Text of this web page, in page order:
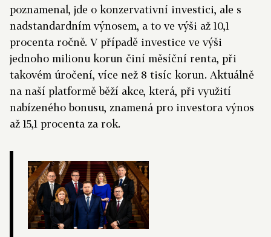
poznamenal, jde o konzervativní investici, ale s
nadstandardním výnosem, a to ve výši až 10,1
procenta ročně. V případě investice ve výši
jednoho milionu korun činí měsíční renta, při
takovém úročení, více než 8 tisíc korun. Aktuálně
na naší platformě běží akce, která, při využití
nabízeného bonusu, znamená pro investora výnos
až 15,1 procenta za rok.